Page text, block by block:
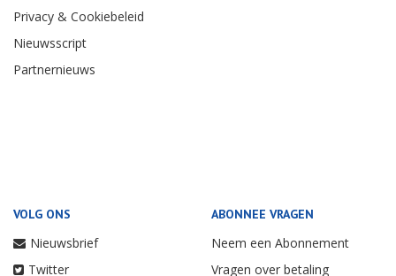
Privacy & Cookiebeleid
Nieuwsscript
Partnernieuws
VOLG ONS
Nieuwsbrief
Twitter
ABONNEE VRAGEN
Neem een Abonnement
Vragen over betaling